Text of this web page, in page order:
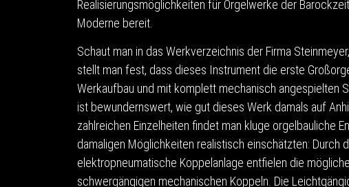
Realisierungsmöglichkeiten für Orgelwerke der
Moderne bereit.
Schaut man in das Werkverzeichnis der Firma
stellt man fest, dass dieses Instrument die erste
Werkaufbau und mit komplett mechanisch angespielten
ist bewundernswert, wie gut dieses Werk damals auf
zahlreichen Einzelheiten findet man kluge orgelbauliche
damaligen Möglichkeiten realistisch einschätzten: Durch
elektropneumatische Koppelanlage entfielen die
schwergängigen mechanischen Koppeln. Die